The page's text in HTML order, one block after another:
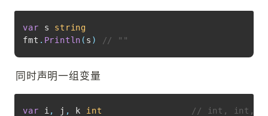
var s string
fmt . Println ( s ) // ""
同时声明一组变量
var i , j , k int
// int, int,